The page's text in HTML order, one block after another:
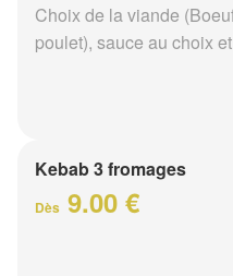
Choix de la viande
poulet), sauce au choix
Kebab 3 fromages
Dès 9.00 €